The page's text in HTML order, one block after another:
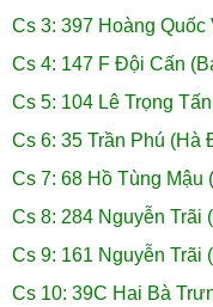
Cs 3: 397 Hoàng Quốc
Cs 4: 147 F Đội Cấn
Cs 5: 104 Lê Trọng
Cs 6: 35 Trần Phú (Hà
Cs 7: 68 Hồ Tùng Mậu
Cs 8: 284 Nguyễn Trãi
Cs 9: 161 Nguyễn Trãi
Cs 10: 39C Hai Bà